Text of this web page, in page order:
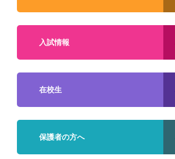
入試情報
在校生
保護者の方へ